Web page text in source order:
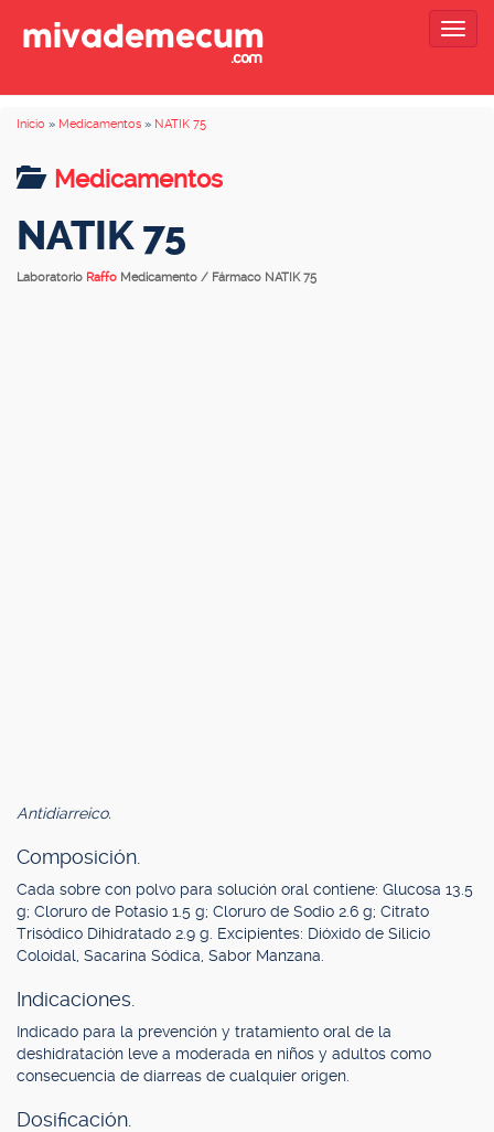
Inicio » Medicamentos » NATIK 75
Medicamentos
NATIK 75
Laboratorio Raffo Medicamento / Fármaco NATIK 75
Antidiarreico.
Composición.
Cada sobre con polvo para solución oral contiene: Glucosa 13.5
g; Cloruro de Potasio 1.5 g; Cloruro de Sodio 2.6 g; Citrato
Trisódico Dihidratado 2.9 g. Excipientes: Dióxido de Silicio
Coloidal, Sacarina Sódica, Sabor Manzana.
Indicaciones.
Indicado para la prevención y tratamiento oral de la
deshidratación leve a moderada en niños y adultos como
consecuencia de diarreas de cualquier origen.
Dosificación.